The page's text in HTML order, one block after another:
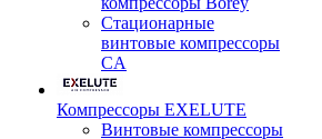
Стационарные
винтовые компрессоры
CA
Компрессоры EXELUTE
Винтовые компрессоры